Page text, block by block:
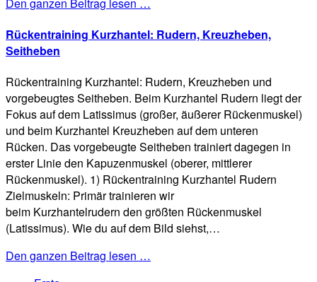
Rückentraining Kurzhantel: Rudern, Kreuzheben,
Seitheben
Rückentraining Kurzhantel: Rudern, Kreuzheben und
vorgebeugtes Seitheben. Beim Kurzhantel Rudern liegt der
Fokus auf dem Latissimus (großer, äußerer Rückenmuskel)
und beim Kurzhantel Kreuzheben auf dem unteren
Rücken. Das vorgebeugte Seitheben trainiert dagegen in
erster Linie den Kapuzenmuskel (oberer, mittlerer
Rückenmuskel). 1) Rückentraining Kurzhantel Rudern
Zielmuskeln: Primär trainieren wir
beim Kurzhantelrudern den größten Rückenmuskel
(Latissimus). Wie du auf dem Bild siehst,…
Den ganzen Beitrag lesen …